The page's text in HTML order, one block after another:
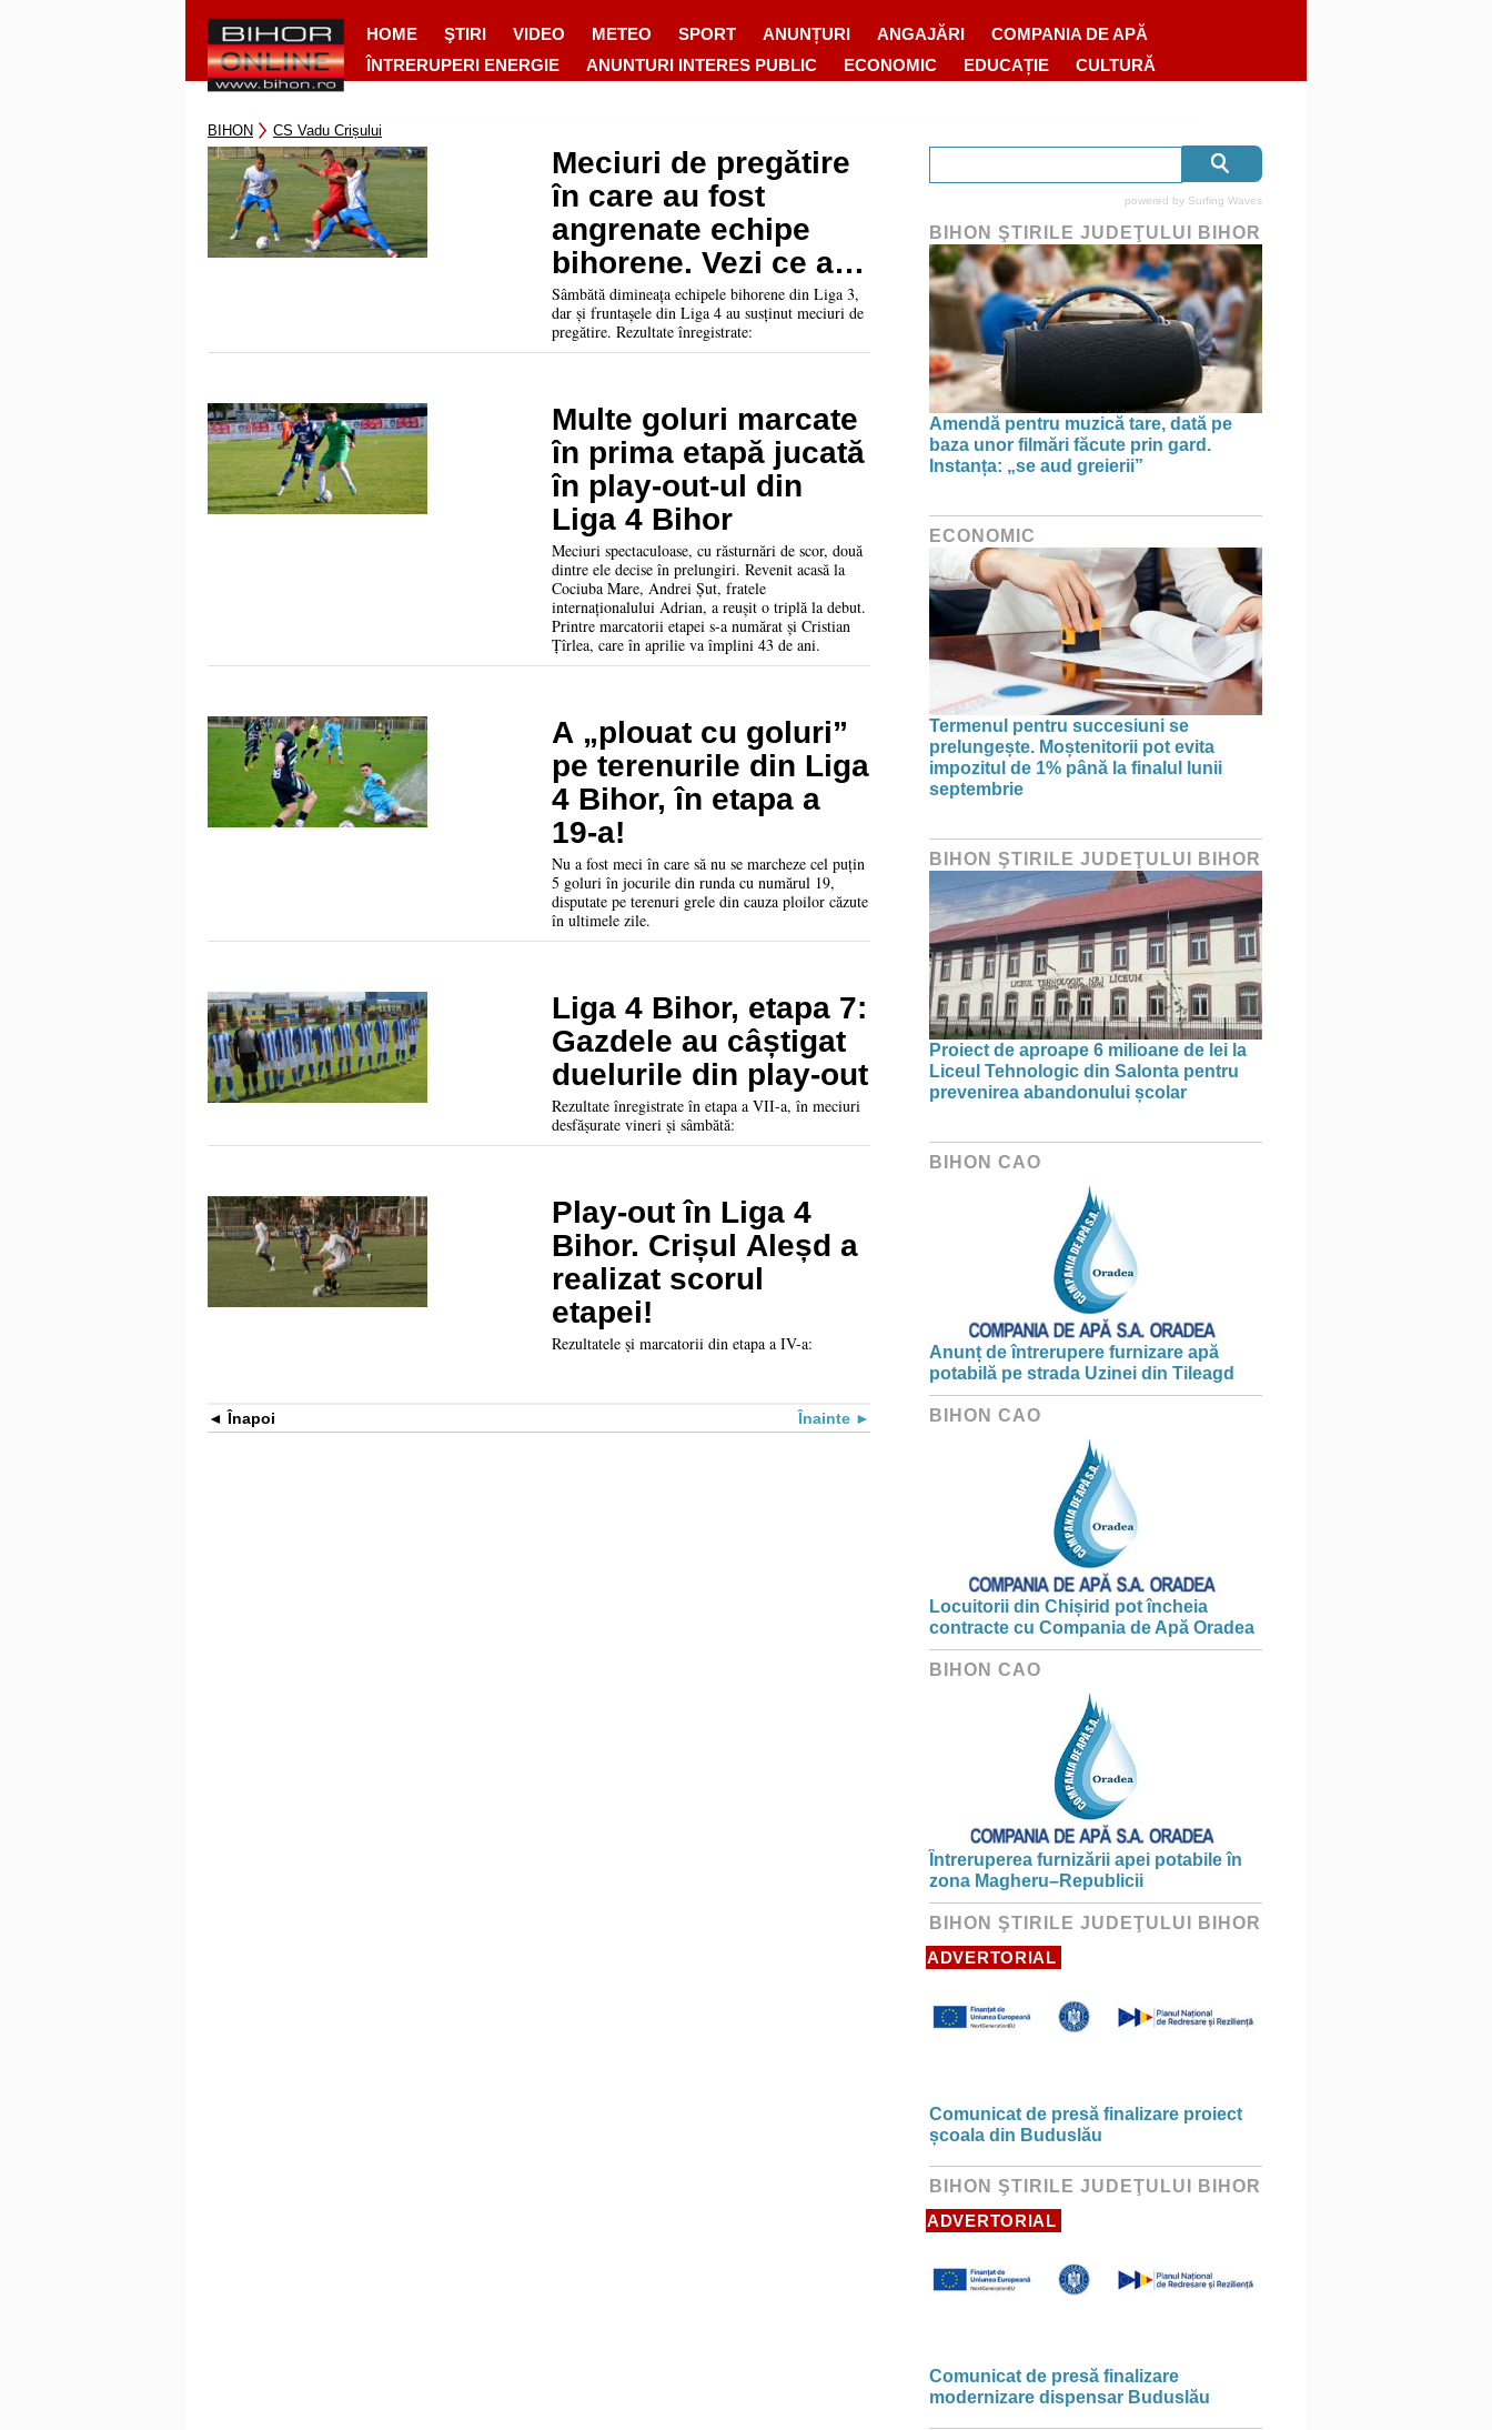
HOME ŞTIRI VIDEO METEO SPORT ANUNȚURI ANGAJĂRI
COMPANIA DE APĂ
ÎNTRERUPERI ENERGIE
ANUNTURI INTERES PUBLIC ECONOMIC EDUCAȚIE CULTURĂ
BIHON CS Vadu Crișului
Meciuri de pregătire
în care au fost
angrenate echipe
bihorene. Vezi ce au
făcut Lotus, Crișul,
Bihorul Beiuș, TSA
sau CAO
Sâmbătă dimineața echipele bihorene din Liga 3,
dar și fruntașele din Liga 4 au susținut meciuri de
pregătire. Rezultate înregistrate:
Multe goluri marcate
în prima etapă jucată
în play-out-ul din
Liga 4 Bihor
Meciuri spectaculoase, cu răsturnări de scor, două
dintre ele decise în prelungiri. Revenit acasă la
Cociuba Mare, Andrei Șut, fratele
internaționalului Adrian, a reușit o triplă la debut.
Printre marcatorii etapei s-a numărat și Cristian
Țîrlea, care în aprilie va împlini 43 de ani.
A „plouat cu goluri”
pe terenurile din Liga
4 Bihor, în etapa a
19-a!
Nu a fost meci în care să nu se marcheze cel puțin
5 goluri în jocurile din runda cu numărul 19,
disputate pe terenuri grele din cauza ploilor căzute
în ultimele zile.
Liga 4 Bihor, etapa 7:
Gazdele au câștigat
duelurile din play-out
Rezultate înregistrate în etapa a VII-a, în meciuri
desfășurate vineri și sâmbătă:
Play-out în Liga 4
Bihor. Crișul Aleșd a
realizat scorul
etapei!
Rezultatele și marcatorii din etapa a IV-a:
Înapoi Înainte
powered by Surfing Waves
BIHON ŞTIRILE JUDEŢULUI BIHOR
Amendă pentru muzică tare, dată pe
baza unor filmări făcute prin gard.
Instanța: „se aud greierii”
ECONOMIC
Termenul pentru succesiuni se
prelungește. Moștenitorii pot evita
impozitul de 1% până la finalul lunii
septembrie
BIHON ŞTIRILE JUDEŢULUI BIHOR
Proiect de aproape 6 milioane de lei la
Liceul Tehnologic din Salonta pentru
prevenirea abandonului școlar
BIHON CAO
Anunț de întrerupere furnizare apă
potabilă pe strada Uzinei din Tileagd
BIHON CAO
Locuitorii din Chișirid pot încheia
contracte cu Compania de Apă Oradea
BIHON CAO
Întreruperea furnizării apei potabile în
zona Magheru–Republicii
BIHON ŞTIRILE JUDEŢULUI BIHOR
ADVERTORIAL
Comunicat de presă finalizare proiect
școala din Buduslău
BIHON ŞTIRILE JUDEŢULUI BIHOR
ADVERTORIAL
Comunicat de presă finalizare
modernizare dispensar Buduslău